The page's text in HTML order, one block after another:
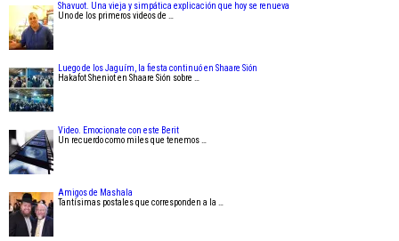
Shavuot. Una vieja y simpática explicación que hoy se renueva
Uno de los primeros videos de …
Luego de los Jaguím, la fiesta continuó en Shaare Sión
Hakafot Sheniot en Shaare Sión sobre …
Video. Emocionate con este Berit
Un recuerdo como miles que tenemos …
Amigos de Mashala
Tantísimas postales que corresponden a la …